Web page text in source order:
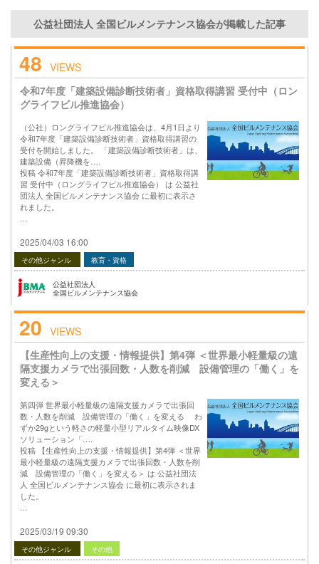
公益社団法人 全国ビルメンテナンス協会が掲載した記事
48 VIEWS
令和7年度「建築設備診断技術者」資格取得講習 受付中（ロン
グライフビル推進協会）
（公社）ロングライフビル推進協会は、4月1日より
令和7年度「建築設備診断技術者」資格取得講習の
受付を開始しました。 「建築設備診断技術者」は、
建築設備（昇降機を….
投稿 令和7年度「建築設備診断技術者」資格取得講
習 受付中（ロングライフビル推進協会） は 公益社
団法人 全国ビルメンテナンス協会 に最初に表示さ
れました。
2025/04/03 16:00
その他ジャンル 教育・資格
公益社団法人
全国ビルメンテナンス協会
20 VIEWS
【生産性向上の支援・情報提供】第4弾 ＜世界最小軽量級の遠
隔支援カメラで出張回数・人数を削減 設備管理の「働く」を
変える＞
第四弾 世界最小軽量級の遠隔支援カメラで出張回
数・人数を削減 設備管理の「働く」を変える わ
ずか29gという軽さの軽量小型リアルタイム映像DX
ソリューション「….
投稿 【生産性向上の支援・情報提供】第4弾 ＜世界
最小軽量級の遠隔支援カメラで出張回数・人数を削
減 設備管理の「働く」を変える＞ は 公益社団法
人 全国ビルメンテナンス協会 に最初に表示されま
した。
2025/03/19 09:30
その他ジャンル その他